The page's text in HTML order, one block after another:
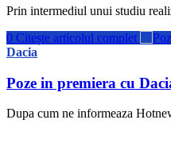
Prin intermediul unui studiu
0 Citește articolul complet
Dacia
Poze in premiera cu
Dupa cum ne informeaza